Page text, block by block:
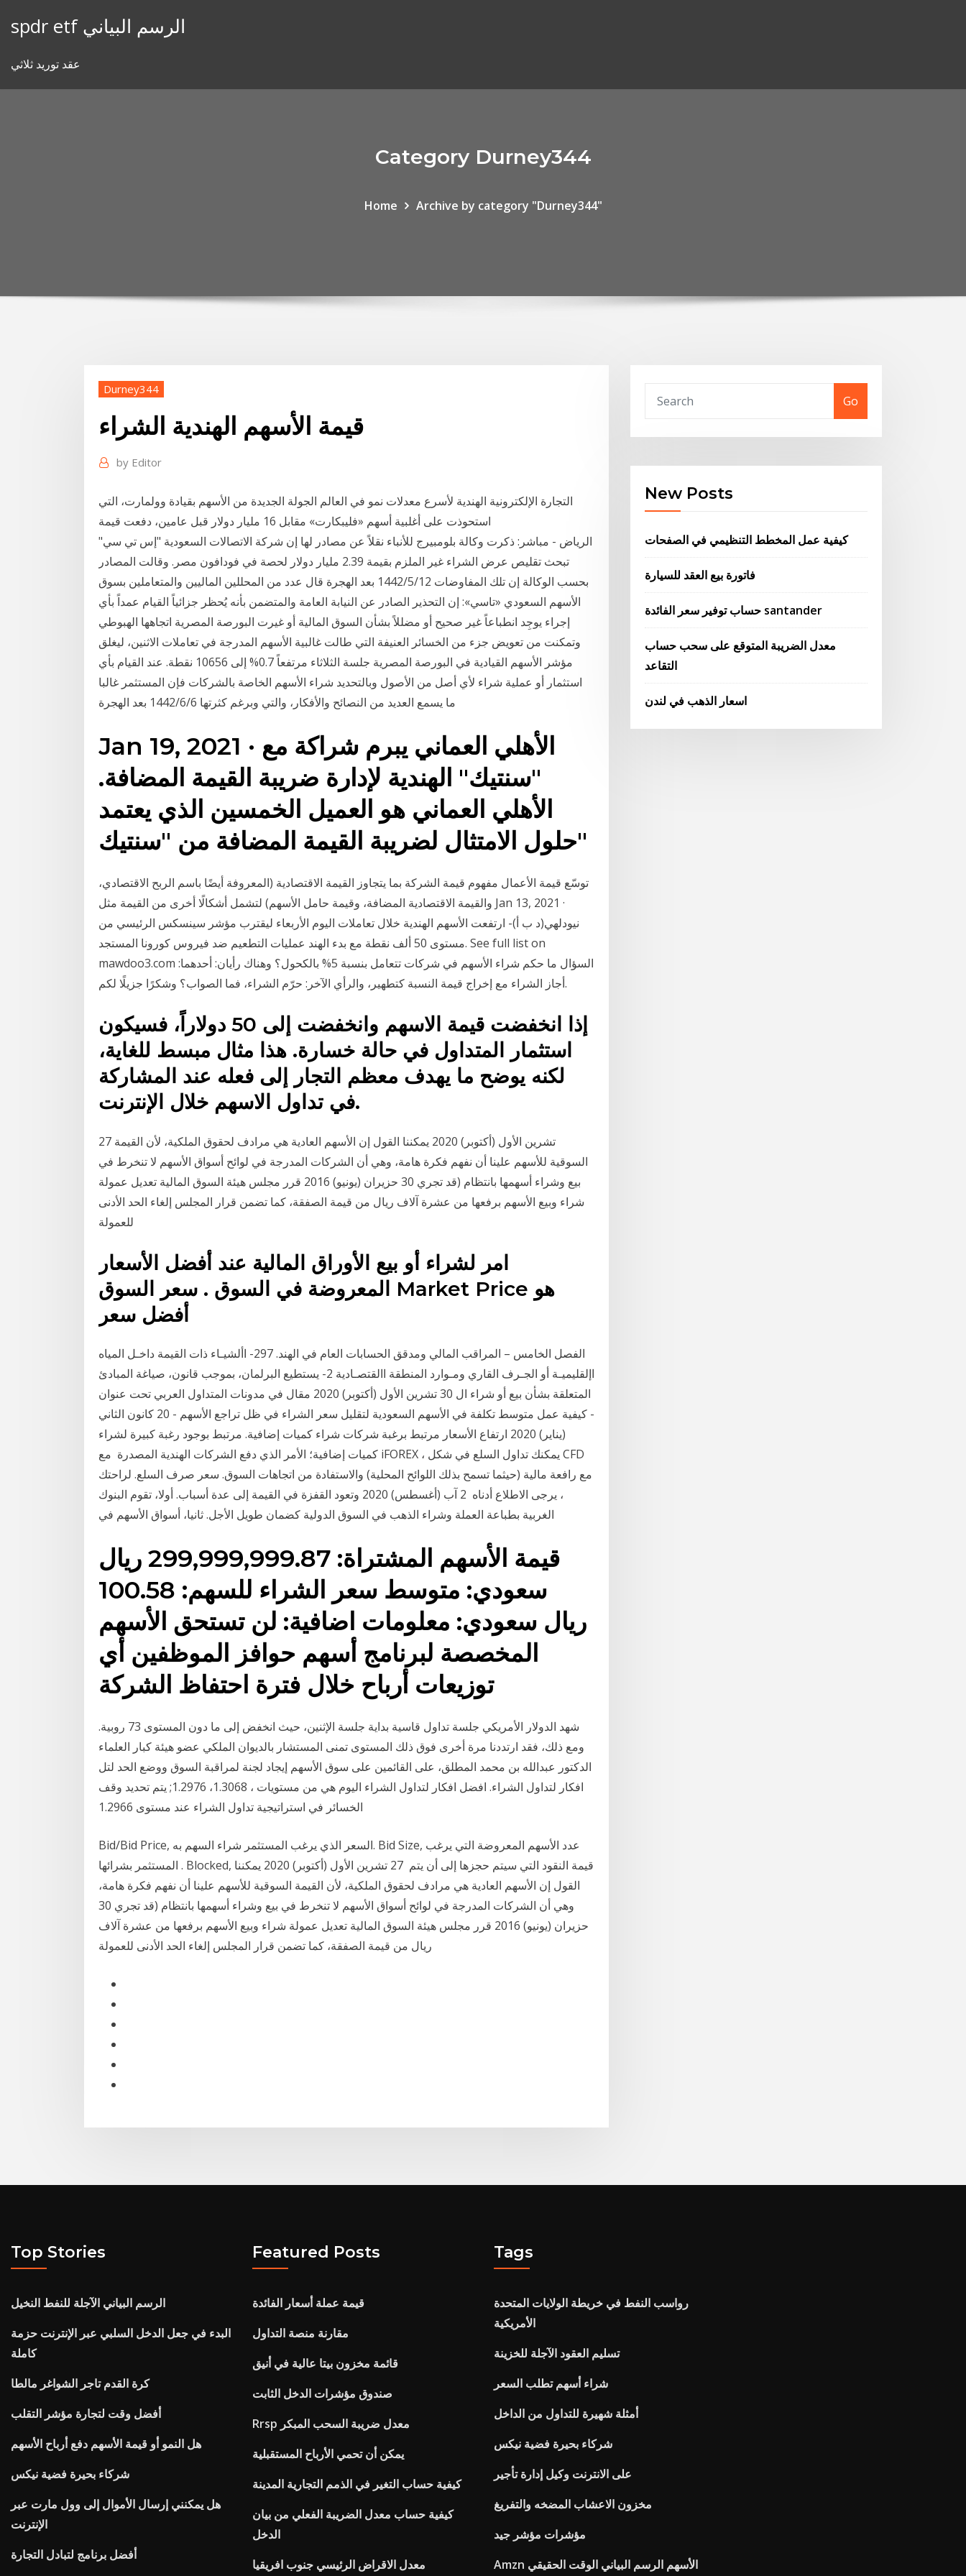
spdr etf الرسم البياني
عقد توريد ثلاثي
Category Durney344
Home Archive by category "Durney344"
Durney344
قيمة الأسهم الهندية الشراء
by Editor
التجارة الإلكترونية الهندية لأسرع معدلات نمو في العالم الجولة الجديدة من الأسهم بقيادة وولمارت، التي
استحوذت على أغلبية أسهم «فليبكارت» مقابل 16 مليار دولار قبل عامين، دفعت قيمة
الرياض - مباشر: ذكرت وكالة بلومبيرج للأنباء نقلاً عن مصادر لها إن شركة الاتصالات السعودية "إس تي سي"
تبحث تقليص عرض الشراء غير الملزم بقيمة 2.39 مليار دولار لحصة في فودافون مصر. وقالت المصادر
بحسب الوكالة إن تلك المفاوضات 12‏‏/5‏‏/1442 بعد الهجرة قال عدد من المحللين الماليين والمتعاملين بسوق
الأسهم السعودي «تاسي»: إن التحذير الصادر عن النيابة العامة والمتضمن بأنه يُحظر جزائياً القيام عمداً بأي
إجراء يوجِد انطباعاً غير صحيح أو مضللاً بشأن السوق المالية أو غيرت البورصة المصرية اتجاهها الهبوطي
وتمكنت من تعويض جزء من الخسائر العنيفة التي طالت غالبية الأسهم المدرجة في تعاملات الاثنين، ليغلق
مؤشر الأسهم القيادية في البورصة المصرية جلسة الثلاثاء مرتفعاً 0.7% إلى 10656 نقطة. عند القيام بأي
استثمار أو عملية شراء لأي أصل من الأصول وبالتحديد شراء الأسهم الخاصة بالشركات فإن المستثمر غالبا
ما يسمع العديد من النصائح والأفكار، والتي وبرغم كثرتها 6‏‏/6‏‏/1442 بعد الهجرة
Jan 19, 2021 · الأهلي العماني يبرم شراكة مع
"سنتيك" الهندية لإدارة ضريبة القيمة المضافة.
الأهلي العماني هو العميل الخمسين الذي يعتمد
حلول الامتثال لضريبة القيمة المضافة من "سنتيك"
توسّع قيمة الأعمال مفهوم قيمة الشركة بما يتجاوز القيمة الاقتصادية (المعروفة أيضًا باسم الربح الاقتصادي،
والقيمة الاقتصادية المضافة، وقيمة حامل الأسهم) لتشمل أشكالًا أخرى من القيمة مثل Jan 13, 2021 ·
نيودلهي(د ب أ)- ارتفعت الأسهم الهندية خلال تعاملات اليوم الأربعاء ليقترب مؤشر سينسكس الرئيسي من
مستوى 50 ألف نقطة مع بدء الهند عمليات التطعيم ضد فيروس كورونا المستجد. See full list on
mawdoo3.com السؤال ما حكم شراء الأسهم في شركات تتعامل بنسبة 5% بالكحول؟ وهناك رأيان: أحدهما:
أجاز الشراء مع إخراج قيمة النسبة كتطهير، والرأي الآخر: حرّم الشراء، فما الصواب؟ وشكرًا جزيلًا لكم.
إذا انخفضت قيمة الاسهم وانخفضت إلى 50 دولاراً، فسيكون
استثمار المتداول في حالة خسارة. هذا مثال مبسط للغاية،
لكنه يوضح ما يهدف معظم التجار إلى فعله عند المشاركة
في تداول الاسهم خلال الإنترنت.
27 تشرين الأول (أكتوبر) 2020 يمكننا القول إن الأسهم العادية هي مرادف لحقوق الملكية، لأن القيمة
السوقية للأسهم علينا أن نفهم فكرة هامة، وهي أن الشركات المدرجة في لوائح أسواق الأسهم لا تنخرط في
بيع وشراء أسهمها بانتظام (قد تجري 30 حزيران (يونيو) 2016 قرر مجلس هيئة السوق المالية تعديل عمولة
شراء وبيع الأسهم برفعها من عشرة آلاف ريال من قيمة الصفقة، كما تضمن قرار المجلس إلغاء الحد الأدنى
امر لشراء أو بيع الأوراق المالية عند أفضل الأسعار
المعروضة في السوق . سعر السوق Market Price هو
الفصل الخامس – المراقب المالي ومدقق الحسابات العام في الهند. 297- األشيـاء ذات القيمة داخـل المياه
اإلقليميـة أو الجـرف القاري ومـوارد المنطقة االقتصـادية 2- يستطيع البرلمان، بموجب قانون، صياغة المبادئ
المتعلقة بشأن بيع أو شراء ال 30 تشرين الأول (أكتوبر) 2020 مقال في مدونات المتداول العربي تحت عنوان
- كيفية عمل متوسط تكلفة في الأسهم السعودية لتقليل سعر الشراء في ظل تراجع الأسهم - 20 كانون الثاني
(يناير) 2020 ارتفاع الأسعار مرتبط برغبة شركات شراء كميات إضافية. مرتبط بوجود رغبة كبيرة لشراء
كميات إضافية؛ الأمر الذي دفع الشركات الهندية المصدرة مع iFOREX ، يمكنك تداول السلع في شكل CFD
مع رافعة مالية (حيثما تسمح بذلك اللوائح المحلية) والاستفادة من اتجاهات السوق. سعر صرف السلع. لراحتك
، يرجى الاطلاع أدناه 2 آب (أغسطس) 2020 وتعود القفزة في القيمة إلى عدة أسباب. أولا، تقوم البنوك
قيمة الأسهم المشتراة: 299,999,999.87 ريال
سعودي: متوسط سعر الشراء للسهم: 100.58
ريال سعودي: معلومات اضافية: لن تستحق الأسهم
المخصصة لبرنامج أسهم حوافز الموظفين أي
توزيعات أرباح خلال فترة احتفاظ الشركة
شهد الدولار الأمريكي جلسة تداول قاسية بداية جلسة الإثنين، حيث انخفض إلى ما دون المستوى 73 روبية.
ومع ذلك، فقد ارتددنا مرة أخرى فوق ذلك المستوى تمنى المستشار بالديوان الملكي عضو هيئة كبار العلماء
الدكتور عبدالله بن محمد المطلق، على القائمين على سوق الأسهم إيجاد لجنة لمراقبة السوق ووضع الحد لتل
افكار لتداول الشراء. افضل افكار لتداول الشراء اليوم هي من مستويات ، 1.3068، 1.2976; يتم تحديد وقف
الخسائر في استراتيجية تداول الشراء عند مستوى 1.2966
Bid/Bid Price, السعر الذي يرغب المستثمر شراء السهم به. Bid Size, عدد الأسهم المعروضة التي يرغب
المستثمر بشرائها . Blocked, قيمة النقود التي سيتم حجزها إلى أن يتم 27 تشرين الأول (أكتوبر) 2020 يمكننا
القول إن الأسهم العادية هي مرادف لحقوق الملكية، لأن القيمة السوقية للأسهم علينا أن نفهم فكرة هامة،
وهي أن الشركات المدرجة في لوائح أسواق الأسهم لا تنخرط في بيع وشراء أسهمها بانتظام (قد تجري 30
حزيران (يونيو) 2016 قرر مجلس هيئة السوق المالية تعديل عمولة شراء وبيع الأسهم برفعها من عشرة آلاف
Go
New Posts
كيفية عمل المخطط التنظيمي في الصفحات
فاتورة بيع العقد للسيارة
حساب توفير سعر الفائدة santander
معدل الضريبة المتوقع على سحب حساب
التقاعد
اسعار الذهب في لندن
Top Stories
الرسم البياني الآجلة للنفط النخيل
البدء في جعل الدخل السلبي عبر الإنترنت حزمة
كاملة
كرة القدم تاجر الشواغر مالطا
أفضل وقت لتجارة مؤشر التقلب
هل النمو أو قيمة الأسهم دفع أرباح الأسهم
شركاء بحيرة فضية نيكس
هل يمكنني إرسال الأموال إلى وول مارت عبر
الإنترنت
أفضل برنامج لتبادل التجارة
Featured Posts
قيمة عملة أسعار الفائدة
مقارنة منصة التداول
قائمة مخزون بيتا عالية في أنيق
صندوق مؤشرات الدخل الثابت
Rrsp معدل ضريبة السحب المبكر
يمكن أن تحمي الأرباح المستقبلية
كيفية حساب التغير في الذمم التجارية المدينة
كيفية حساب معدل الضريبة الفعلي من بيان
الدخل
معدل الاقراض الرئيسي جنوب افريقيا
Tags
رواسب النفط في خريطة الولايات المتحدة
الأمريكية
تسليم العقود الآجلة للخزينة
شراء أسهم تطلب السعر
أمثلة شهيرة للتداول من الداخل
شركاء بحيرة فضية نيكس
على الانترنت وكيل إدارة تأجير
مخزون الاعشاب المضخه والتفريغ
مؤشرات مؤشر جيد
Amzn الأسهم الرسم البياني الوقت الحقيقي